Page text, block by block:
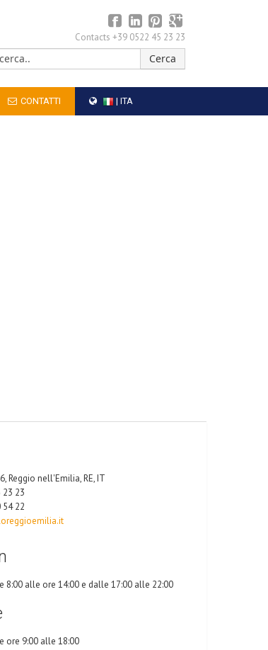
Contacts +39 0522 45 23 23
CONTATTI | ITA
Reggio nell'Emilia, RE, IT
23 23
54 22
8:00 alle ore 14:00 e dalle 17:00 alle 22:00
ore 9:00 alle 18:00